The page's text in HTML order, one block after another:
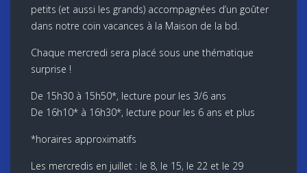
petits (et aussi les grands) accompagnées d’un goûter
dans notre coin vacances à la Maison de la bd.
Chaque mercredi sera placé sous une thématique
surprise !
De 15h30 à 15h50*, lecture pour les 3/6 ans
De 16h10* à 16h30*, lecture pour les 6 ans et plus
*horaires approximatifs
Les mercredis en juillet : le 8, le 15, le 22 et le 29